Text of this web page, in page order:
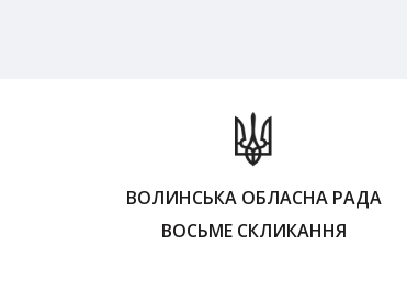
ВОЛИНСЬКА ОБЛАСНА РАДА
ВОСЬМЕ СКЛИКАННЯ